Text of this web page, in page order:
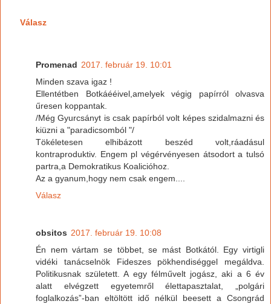
Válasz
Promenad 2017. február 19. 10:01
Minden szava igaz !
Ellentétben Botkáééivel,amelyek végig papírról olvasva
űresen koppantak.
/Még Gyurcsányt is csak papírból volt képes szidalmazni és
kiüzni a "paradicsomból "/
Tökéletesen elhibázott beszéd volt,ráadásul
kontraproduktiv. Engem pl végérvényesen átsodort a tulsó
partra,a Demokratikus Koalicióhoz.
Az a gyanum,hogy nem csak engem....
Válasz
obsitos 2017. február 19. 10:08
Én nem vártam se többet, se mást Botkától. Egy virtigli
vidéki tanácselnök Fideszes pökhendiséggel megáldva.
Politikusnak született. A egy félművelt jogász, aki a 6 év
alatt elvégzett egyetemről élettapasztalat, „polgári
foglalkozás”-ban eltöltött idő nélkül beesett a Csongrád